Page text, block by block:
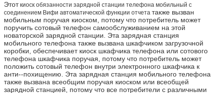
Этоткиоск обязанности зарядной станции телефона мобильный с
соединением Вифи автоматической функции отчета также вызван
мобильным поручая киоском, потому что потребитель может
поручить сотовый телефон самообслуживанием на этой
новаторской зарядной станции. Эта зарядная станция
мобильного телефона также вызвана шкафчиком загрузочной
коробки, обеспечивает киоск шкафчика телефона или сотового
телефона шкафчика поручая, потому что потребитель может
положить сотовый телефон внутри электронного шкафчика к
анти--похищению. Эта зарядная станция мобильного телефона
также вызвана всеобщим поручая киоском или всеобщей
зарядной станцией, потому что все потребители с различными